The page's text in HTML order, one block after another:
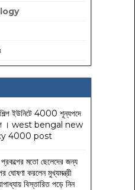
শিল্প ইউনিটে 4000 শূন্যপদে
। west bengal new
4000 post
মতো ছেলেদের জন্য
ঘোষণা করলেন মুখ্যমন্ত্রী
বিস্তারিত পড়ে নিন